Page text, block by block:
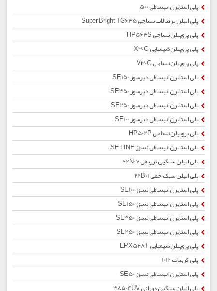
پلی استایرن انبساطی 500
پلی اتیلن ترفتالات نساجی Super Bright TG645
پلی پروپیلن نساجی HP564S
پلی پروپیلن شیمیایی X30G
پلی پروپیلن نساجی V30G
پلی استایرن انبساطی دیرسوز SE150
پلی استایرن انبساطی دیرسوز SE350
پلی استایرن انبساطی دیرسوز SE250
پلی استایرن انبساطی دیرسوز SE100
پلی پروپیلن نساجی HP502P
پلی استایرن انبساطی نسوز SE FINE
پلی اتیلن سنگین تزریقی 62N07
پلی اتیلن سبک خطی 22B01
پلی استایرن انبساطی نسوز SE100
پلی استایرن انبساطی نسوز SE150
پلی استایرن انبساطی نسوز SE350
پلی استایرن انبساطی نسوز SE250
پلی پروپیلن شیمیایی EPX548T
پلی کربنات 1012
پلی استایرن انبساطی نسوز SE50
پلی اتیلن سنگین دورانی 38504UV